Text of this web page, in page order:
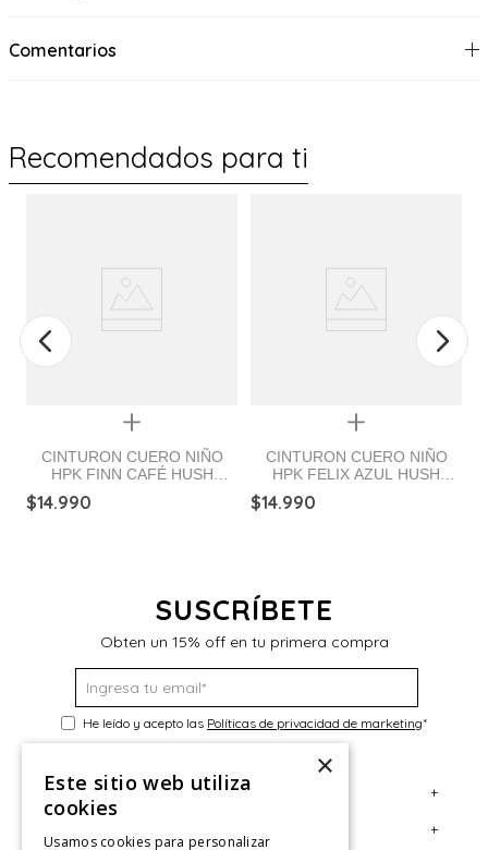
Comentarios
Recomendados para ti
Quickview
CINTURON CUERO NIÑO
HPK FINN CAFÉ HUSH
$14.990
Quickview
CINTURON CUERO NIÑO
HPK FELIX AZUL HUSH
$14.990
SUSCRÍBETE
Obten un 15% off en tu primera compra
He leído y acepto las Políticas de privacidad de marketing*
Servicio al Consumidor +
Centro de Ayuda +
×
Este sitio web utiliza
cookies
Usamos cookies para personalizar